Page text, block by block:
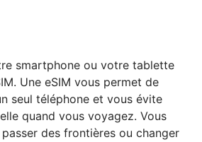
smartphone ou votre tablette
Une eSIM vous permet de
seul téléphone et vous évite
quand vous voyagez. Vous
des frontières ou changer